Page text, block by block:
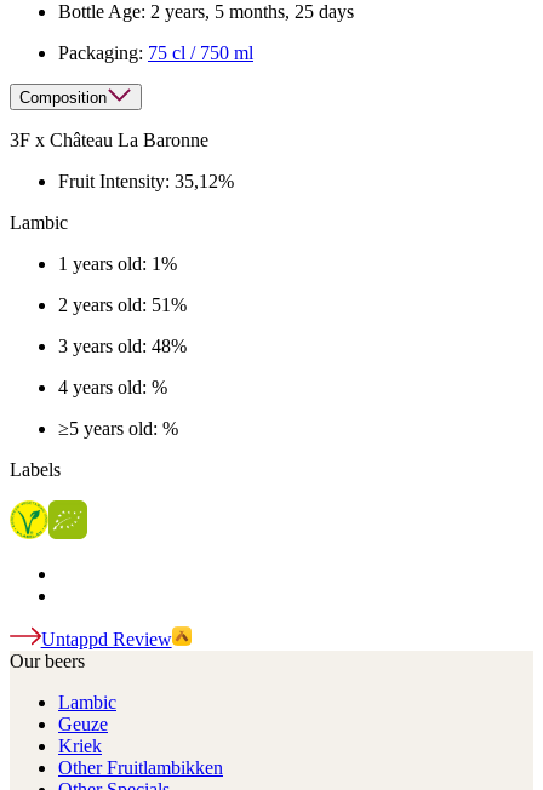
Bottle Age: 2 years, 5 months, 25 days
Packaging: 75 cl / 750 ml
Composition
3F x Château La Baronne
Fruit Intensity: 35,12%
Lambic
1 years old: 1%
2 years old: 51%
3 years old: 48%
4 years old: %
≥5 years old: %
Labels
Untappd Review
Our beers
Lambic
Geuze
Kriek
Other Fruitlambikken